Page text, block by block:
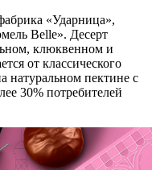
«Ударница»,
Belle». Десерт
клюквенном и
от классического
натуральном пектине с
30% потребителей